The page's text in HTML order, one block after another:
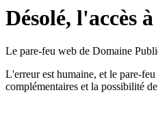
Désolé, l'accès
Le pare-feu web de Domaine
L'erreur est humaine, et le pare-
complémentaires et la possibilité